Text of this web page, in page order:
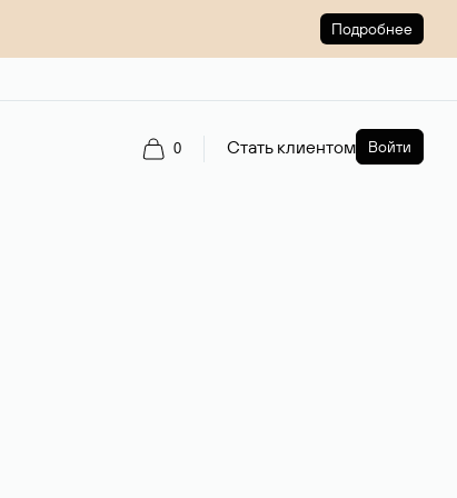
Подробнее
0 Стать клиентом Войти